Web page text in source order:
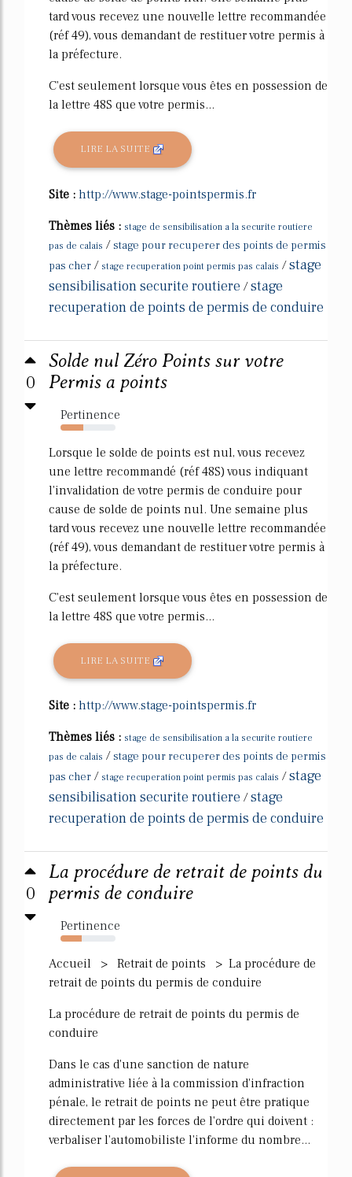
tard vous recevez une nouvelle lettre recommandée
(réf 49), vous demandant de restituer votre permis à
la préfecture.
C'est seulement lorsque vous êtes en possession de
la lettre 48S que votre permis...
LIRE LA SUITE
Site : http://www.stage-pointspermis.fr
Thèmes liés : stage de sensibilisation a la securite routiere
pas de calais /stage pour recuperer des points de permis
pas cher / stage recuperation point permis pas calais /stage
sensibilisation securite routiere /stage
recuperation de points de permis de conduire
0
Solde nul Zéro Points sur votre
Permis a points
Pertinence
41%
Lorsque le solde de points est nul, vous recevez
une lettre recommandé (réf 48S) vous indiquant
l'invalidation de votre permis de conduire pour
cause de solde de points nul. Une semaine plus
tard vous recevez une nouvelle lettre recommandée
(réf 49), vous demandant de restituer votre permis à
la préfecture.
C'est seulement lorsque vous êtes en possession de
la lettre 48S que votre permis...
LIRE LA SUITE
Site : http://www.stage-pointspermis.fr
Thèmes liés : stage de sensibilisation a la securite routiere
pas de calais /stage pour recuperer des points de permis
pas cher / stage recuperation point permis pas calais /stage
sensibilisation securite routiere /stage
recuperation de points de permis de conduire
0
La procédure de retrait de points du
permis de conduire
Pertinence
39%
Accueil > Retrait de points > La procédure de
retrait de points du permis de conduire
La procédure de retrait de points du permis de
conduire
Dans le cas d'une sanction de nature
administrative liée à la commission d'infraction
pénale, le retrait de points ne peut être pratique
directement par les forces de l'ordre qui doivent :
verbaliser l'automobiliste l'informe du nombre...